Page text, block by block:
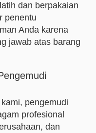
dan berpakaian
penentu
Anda karena
jawab atas barang
pengemudi
profesional
dan